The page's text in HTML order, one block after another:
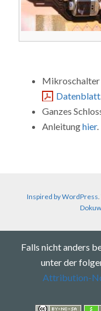
Mikroschalter
Datenblatt
Ganzes
Anleitunghier.
Inspired by WordPress
Falls nicht anders
unter der
Attribution-